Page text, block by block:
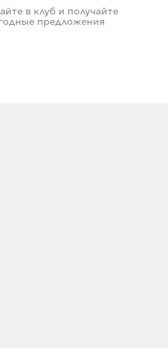
в клуб и получайте
предложения